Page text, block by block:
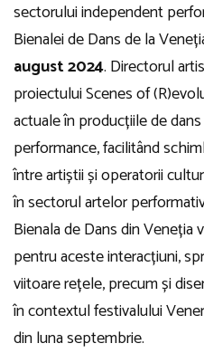
sectorului independent
Bienalei de Dans de la
august 2024. Directorul
proiectului Scenes of
actuale în producțiile de
performance, facilitând
între artiștii și operatorii
în sectorul artelor
Bienala de Dans din
pentru aceste interacțiuni,
viitoare rețele, precum și
în contextul festivalului
din luna septembrie.